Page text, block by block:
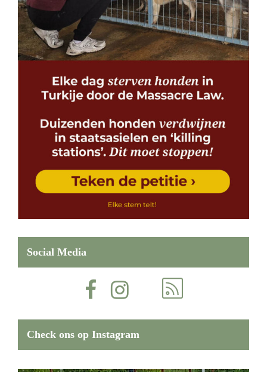
Social Media
Check ons op Instagram